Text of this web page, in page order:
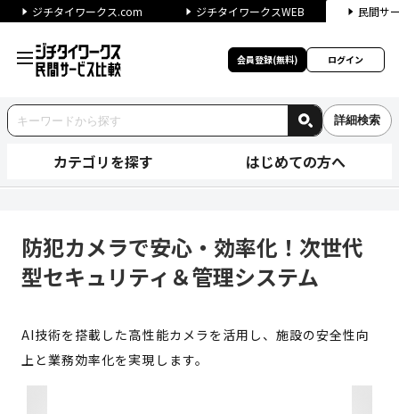
ジチタイワークス.com ジチタイワークスWEB 民間サ
会員登録(無料) ログイン
詳細検索
カテゴリを探す はじめての方へ
防犯カメラで安心・効率化！次世代
型セキュリティ＆管理システム
AI技術を搭載した高性能カメラを活用し、施設の安全性向
上と業務効率化を実現します。